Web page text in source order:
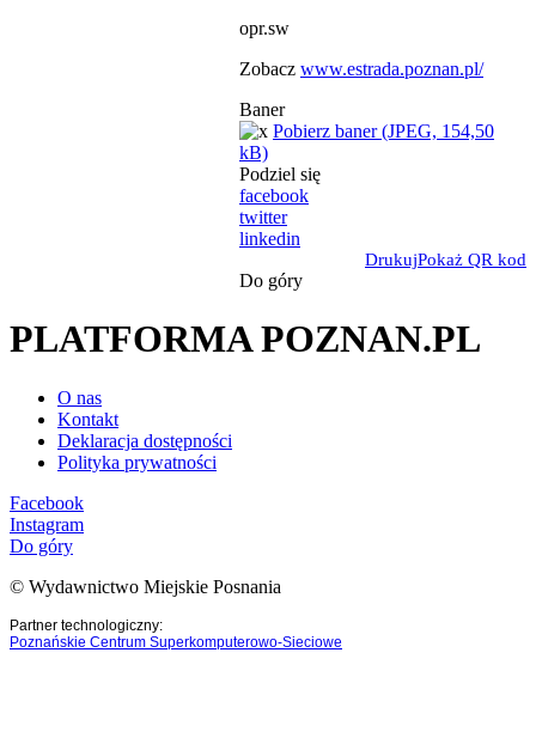
opr.sw
Zobacz www.estrada.poznan.pl/
Baner
Pobierz baner (JPEG, 154,50
kB)
Podziel się
facebook
twitter
linkedin
DrukujPokaż QR kod
Do góry
PLATFORMA POZNAN.PL
O nas
Kontakt
Deklaracja dostępności
Polityka prywatności
Facebook
Instagram
Do góry
© Wydawnictwo Miejskie Posnania
Partner technologiczny:
Poznańskie Centrum Superkomputerowo-Sieciowe